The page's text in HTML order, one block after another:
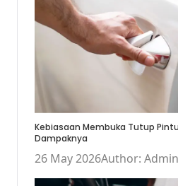
Kebiasaan Membuka Tutup
Dampaknya
26 May 2026Author: Admin